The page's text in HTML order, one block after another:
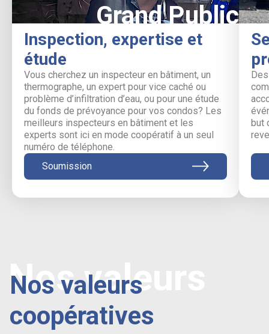
Grand Public
Inspection, expertise et
étude
Vous cherchez un inspecteur en bâtiment, un
thermographe, un expert pour vice caché ou
problème d’infiltration d’eau, ou pour une étude
du fonds de prévoyance pour vos condos? Les
meilleurs inspecteurs en bâtiment et les
experts sont ici en mode coopératif à un seul
numéro de téléphone.
Soumission
but
Nos valeurs
coopératives
Nos valeurs